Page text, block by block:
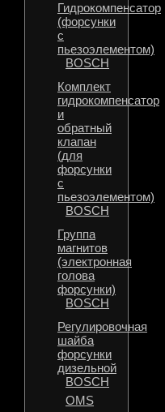
Гидрокомпенсатор
(форсунки
с
пьезоэлементом)
BOSCH
Комплект
гидрокомпенсатор
и
обратный
клапан
(для
форсунки
с
пьезоэлементом)
BOSCH
Группа
магнитов
(электронная
голова
форсунки)
BOSCH
Регулировочная
шайба
форсунки
дизельной
BOSCH
OMS